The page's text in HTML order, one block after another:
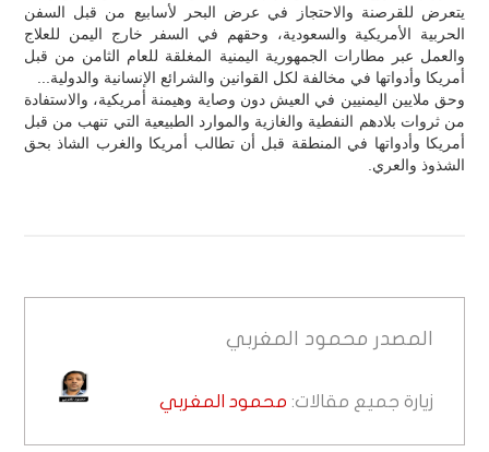
يتعرض للقرصنة والاحتجاز في عرض البحر لأسابيع من قبل السفن
الحربية الأمريكية والسعودية، وحقهم في السفر خارج اليمن للعلاج
والعمل عبر مطارات الجمهورية اليمنية المغلقة للعام الثامن من قبل
أمريكا وأدواتها في مخالفة لكل القوانين والشرائع الإنسانية والدولية...
وحق ملايين اليمنيين في العيش دون وصاية وهيمنة أمريكية، والاستفادة
من ثروات بلادهم النفطية والغازية والموارد الطبيعية التي تنهب من قبل
أمريكا وأدواتها في المنطقة قبل أن تطالب أمريكا والغرب الشاذ بحق
الشذوذ والعري.
المصدر محمود المغربي
زيارة جميع مقالات: محمود المغربي